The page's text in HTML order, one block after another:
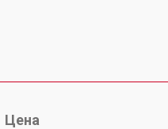
Цена